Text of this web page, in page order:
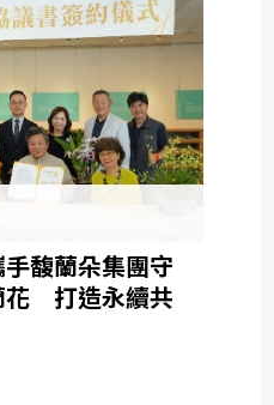
馥蘭朵集團守
花 打造永續共